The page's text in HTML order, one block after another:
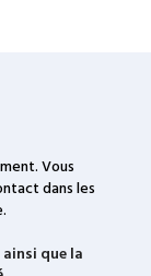
Vous
dans les
que la